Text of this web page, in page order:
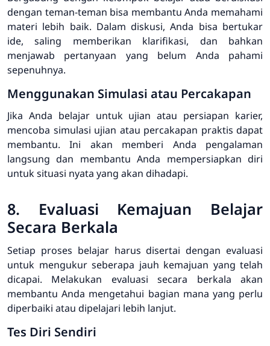
dengan teman-teman bisa membantu Anda memahami
materi lebih baik. Dalam diskusi, Anda bisa bertukar
ide, saling memberikan klarifikasi, dan bahkan
menjawab pertanyaan yang belum Anda pahami
sepenuhnya.
Menggunakan Simulasi atau Percakapan
Jika Anda belajar untuk ujian atau persiapan karier,
mencoba simulasi ujian atau percakapan praktis dapat
membantu. Ini akan memberi Anda pengalaman
langsung dan membantu Anda mempersiapkan diri
untuk situasi nyata yang akan dihadapi.
8. Evaluasi Kemajuan Belajar
Secara Berkala
Setiap proses belajar harus disertai dengan evaluasi
untuk mengukur seberapa jauh kemajuan yang telah
dicapai. Melakukan evaluasi secara berkala akan
membantu Anda mengetahui bagian mana yang perlu
diperbaiki atau dipelajari lebih lanjut.
Tes Diri Sendiri